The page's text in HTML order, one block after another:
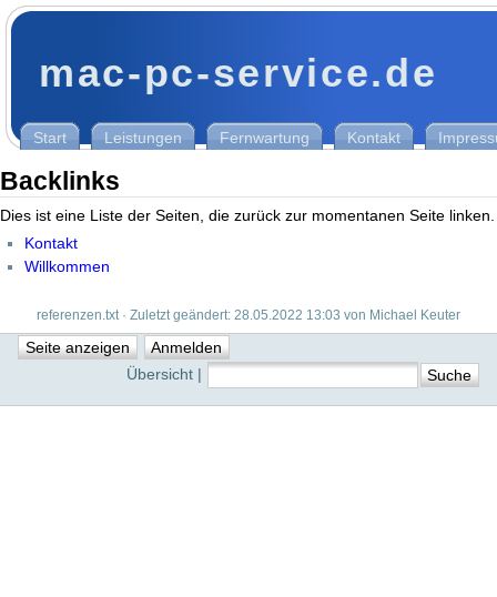
mac-pc-service.de
Start Leistungen Fernwartung Kontakt
Backlinks
Dies ist eine Liste der Seiten, die zurück zur momentanen Seite linken.
Kontakt
Willkommen
referenzen.txt · Zuletzt geändert: 28.05.2022 13:03 von Michael Keuter
Übersicht |